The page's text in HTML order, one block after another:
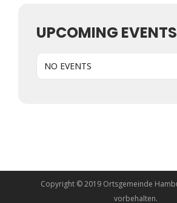
UPCOMING EVENTS
NO EVENTS
Copyright © 2019 Ortsgemeinde
vorbehalten.